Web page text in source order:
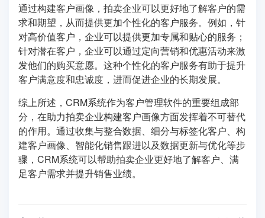
通过构建客户画像，拍卖企业可以更好地了解客户的需
求和期望，从而提供更加个性化的客户服务。例如，针
对高价值客户，企业可以提供更加专属和贴心的服务；
针对潜在客户，企业可以通过定向营销和优惠活动来激
发他们的购买意愿。这种个性化的客户服务有助于提升
客户满意度和忠诚度，进而促进企业的长期发展。
综上所述，CRM系统作为客户管理软件的重要组成部
分，在助力拍卖企业构建客户画像方面发挥着不可替代
的作用。通过收集与整合数据、细分与标签化客户、构
建客户画像、智能化销售跟进以及数据更新与优化等步
骤，CRM系统可以帮助拍卖企业更好地了解客户、满
足客户需求并提升销售业绩。